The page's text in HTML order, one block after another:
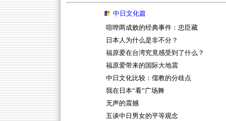
中日文化篇
喧哗两成败的经典事件：忠臣藏
日本人为什么是非不分？
福原爱在台湾究竟感受到了什么？
福原爱带来的国际大地震
中日文化比较：儒教的分歧点
我在日本“看”广场舞
无声的震撼
五谈中日男女的平等观念